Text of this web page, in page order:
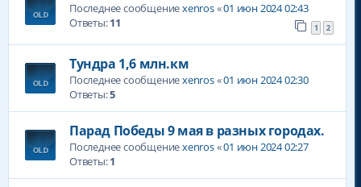
Последнее сообщениеxenros«01 июн 2024 02:43
Ответы:11 1 2
Тундра 1,6 млн.км
Последнее сообщениеxenros«01 июн 2024 02:30
Ответы:5
Парад Победы 9 мая в разных городах.
Последнее сообщениеxenros«01 июн 2024 02:27
Ответы:1